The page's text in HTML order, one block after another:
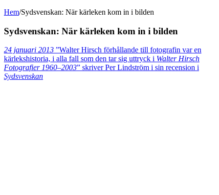
Hem/Sydsvenskan: När kärleken kom in i bilden
Sydsvenskan: När kärleken kom in i bilden
24 januari 2013 ”Walter Hirsch förhållande till fotografin var en
kärlekshistoria, i alla fall som den tar sig uttryck i Walter Hirsch
Fotografier 1960–2003” skriver Per Lindström i sin recension i
Sydsvenskan